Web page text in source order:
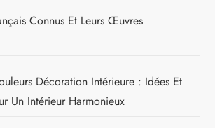
Connus Et Leurs Œuvres
Décoration Intérieure : Idées Et
Un Intérieur Harmonieux